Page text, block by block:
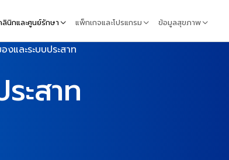
ลินิกและศูนย์รักษา แพ็กเกจและโปรแกรม ข้อมูลสุขภาพ
งและระบบประสาท
ะสาท